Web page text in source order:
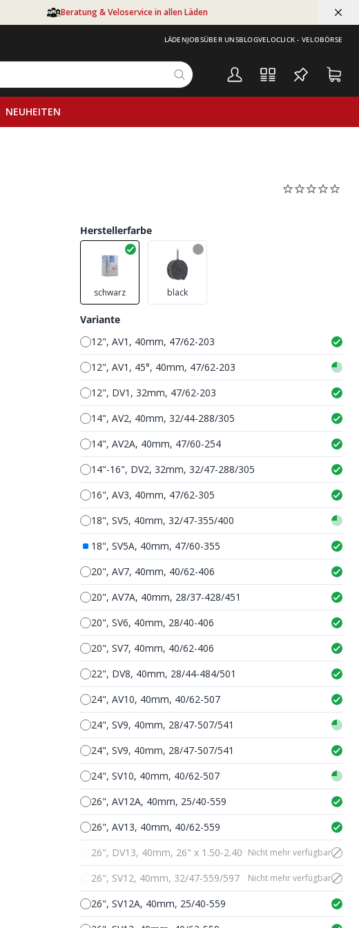
Beratung & Veloservice in allen Läden
LÄDENJOBSÜBER UNSBLOGVELOCLICK - VELOBÖRSE
NEUHEITEN
Herstellerfarbe
schwarz black
Variante
12", AV1, 40mm, 47/62-203
12", AV1, 45°, 40mm, 47/62-203
12", DV1, 32mm, 47/62-203
14", AV2, 40mm, 32/44-288/305
14", AV2A, 40mm, 47/60-254
14"-16", DV2, 32mm, 32/47-288/305
16", AV3, 40mm, 47/62-305
18", SV5, 40mm, 32/47-355/400
18", SV5A, 40mm, 47/60-355
20", AV7, 40mm, 40/62-406
20", AV7A, 40mm, 28/37-428/451
20", SV6, 40mm, 28/40-406
20", SV7, 40mm, 40/62-406
22", DV8, 40mm, 28/44-484/501
24", AV10, 40mm, 40/62-507
24", SV9, 40mm, 28/47-507/541
24", SV9, 40mm, 28/47-507/541
24", SV10, 40mm, 40/62-507
26", AV12A, 40mm, 25/40-559
26", AV13, 40mm, 40/62-559
26", DV13, 40mm, 26" x 1.50-2.40 Nicht mehr verfügbar
26", SV12, 40mm, 32/47-559/597 Nicht mehr verfügbar
26", SV12A, 40mm, 25/40-559